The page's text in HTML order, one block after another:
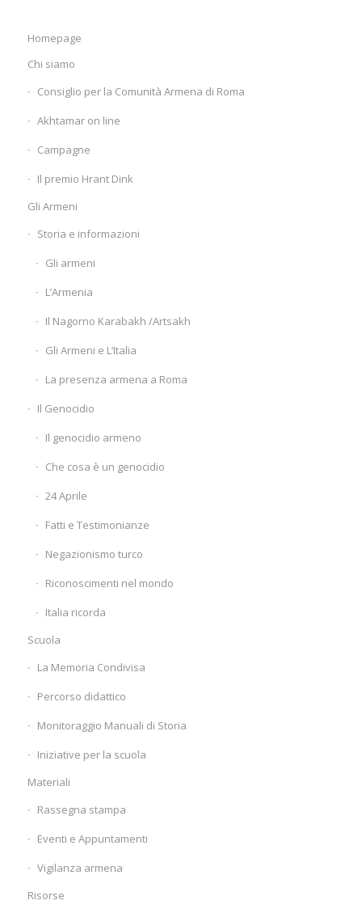
Homepage
Chi siamo
Consiglio per la Comunità Armena di Roma
Akhtamar on line
Campagne
Il premio Hrant Dink
Gli Armeni
Storia e informazioni
Gli armeni
L’Armenia
Il Nagorno Karabakh /Artsakh
Gli Armeni e L’Italia
La presenza armena a Roma
Il Genocidio
Il genocidio armeno
Che cosa è un genocidio
24 Aprile
Fatti e Testimonianze
Negazionismo turco
Riconoscimenti nel mondo
Italia ricorda
Scuola
La Memoria Condivisa
Percorso didattico
Monitoraggio Manuali di Storia
Iniziative per la scuola
Materiali
Rassegna stampa
Eventi e Appuntamenti
Vigilanza armena
Risorse